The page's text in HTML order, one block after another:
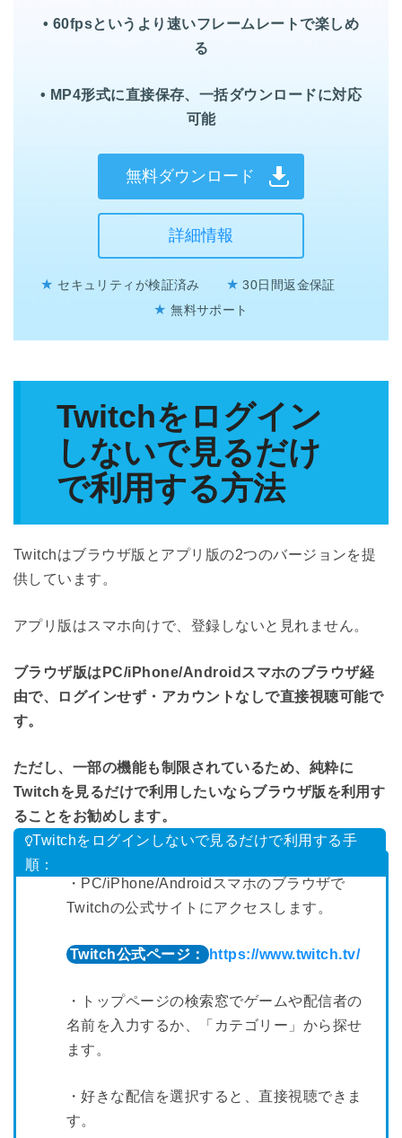
• 60fpsというより速いフレームレートで楽しめ
る
• MP4形式に直接保存、一括ダウンロードに対応
可能
無料ダウンロード
詳細情報
★ セキュリティが検証済み ★ 30日間返金保証
★ 無料サポート
Twitchをログイン
しないで見るだけ
で利用する方法
Twitchはブラウザ版とアプリ版の2つのバージョンを提
供しています。
アプリ版はスマホ向けで、登録しないと見れません。
ブラウザ版はPC/iPhone/Androidスマホのブラウザ経
由で、ログインせず・アカウントなしで直接視聴可能で
す。
ただし、一部の機能も制限されているため、純粋に
Twitchを見るだけで利用したいならブラウザ版を利用す
ることをお勧めします。
Twitchをログインしないで見るだけで利用する手
順：
・PC/iPhone/Androidスマホのブラウザで
Twitchの公式サイトにアクセスします。
Twitch公式ページ： https://www.twitch.tv/
・トップページの検索窓でゲームや配信者の
名前を入力するか、「カテゴリー」から探せ
ます。
・好きな配信を選択すると、直接視聴できま
す。